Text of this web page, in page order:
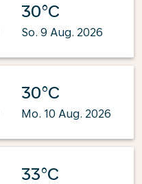
30°C
So. 9 Aug. 2026
30°C
Mo. 10 Aug. 2026
33°C